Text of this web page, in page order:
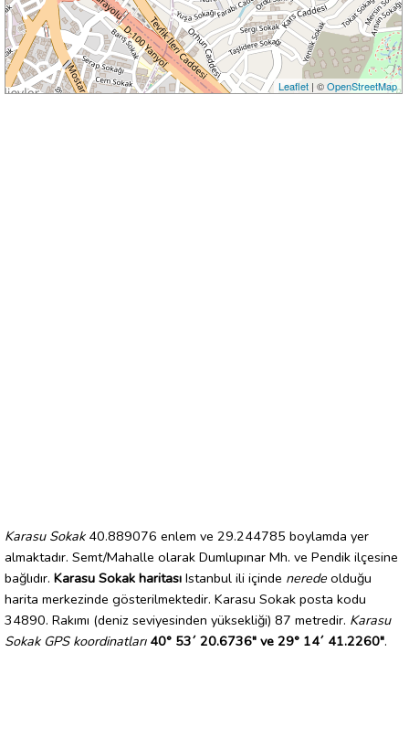
Leaflet| ©OpenStreetMap
Karasu Sokak40.889076 enlem ve 29.244785 boylamda yer
almaktadır. Semt/Mahalle olarak Dumlupınar Mh. ve Pendik ilçesine
bağlıdır. Karasu Sokak haritası Istanbul ili içinde nerede olduğu
harita merkezinde gösterilmektedir. Karasu Sokak posta kodu
34890. Rakımı (deniz seviyesinden yüksekliği) 87 metredir. Karasu
Sokak GPS koordinatları 40° 53´ 20.6736" ve 29° 14´ 41.2260".